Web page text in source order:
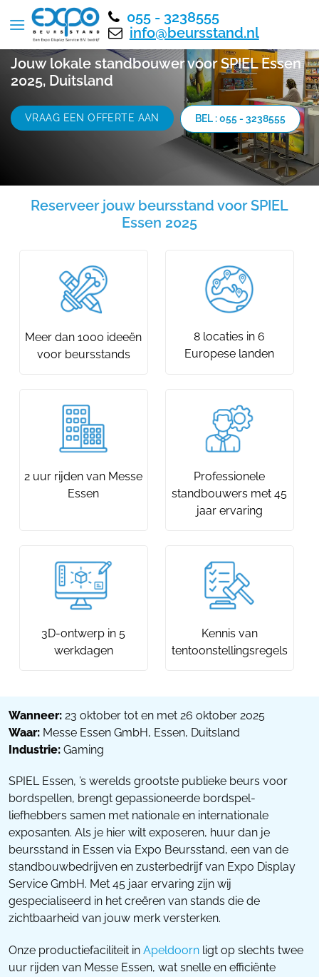
055 - 3238555
info@beursstand.nl
Jouw lokale standbouwer voor SPIEL Essen
2025, Duitsland
VRAAG EEN OFFERTE AAN BEL : 055 - 3238555
Reserveer jouw beursstand voor SPIEL
Essen 2025
Meer dan 1000 ideeën
voor beursstands
8 locaties in 6
Europese landen
2 uur rijden van Messe
Essen
Professionele
standbouwers met 45
jaar ervaring
3D-ontwerp in 5
werkdagen
Kennis van
tentoonstellingsregels
Wanneer: 23 oktober tot en met 26 oktober 2025
Waar: Messe Essen GmbH, Essen, Duitsland
Industrie: Gaming
SPIEL Essen, ’s werelds grootste publieke beurs voor
bordspellen, brengt gepassioneerde bordspel-
liefhebbers samen met nationale en internationale
exposanten. Als je hier wilt exposeren, huur dan je
beursstand in Essen via Expo Beursstand, een van de
standbouwbedrijven en zusterbedrijf van Expo Display
Service GmbH. Met 45 jaar ervaring zijn wij
gespecialiseerd in het creëren van stands die de
zichtbaarheid van jouw merk versterken.
Onze productiefaciliteit in Apeldoorn ligt op slechts twee
uur rijden van Messe Essen, wat snelle en efficiënte